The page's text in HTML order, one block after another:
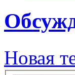
Новая